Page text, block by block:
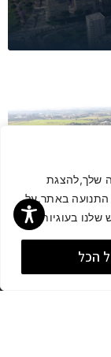
שלך,להצגת
התנועה באתר.על
בעוגיות.
הכל
וכמה